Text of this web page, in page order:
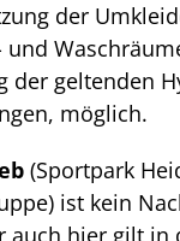
der
und
der geltenden
möglich.
(Sportpark
ist kein
auch hier gilt in